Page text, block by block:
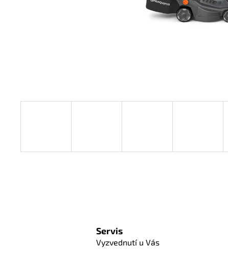
Servis
Vyzvednutí u Vás